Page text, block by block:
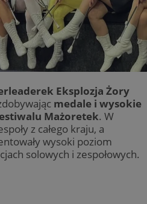
Eksplozja Żory
medale i wysokie
Mażoretek. W
z całego kraju, a
wysoki poziom
solowych i zespołowych.